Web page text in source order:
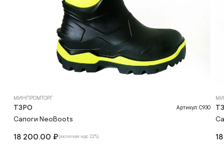
МИНПРОМТОРГ
ТЗРО Артикул: С930
Сапоги NeoBoots
18 200.00 ₽(включая ндс 22%)